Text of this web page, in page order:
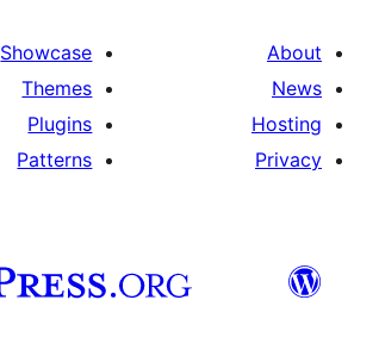
About
News
Hosting
Privacy
Showcase
Themes
Plugins
Patterns